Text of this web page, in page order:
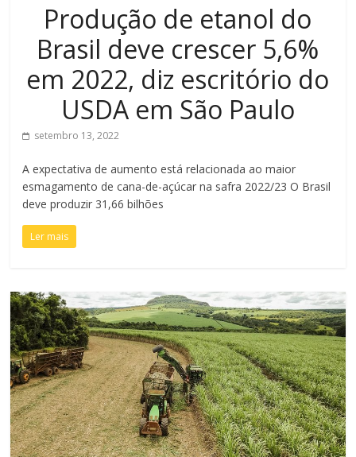
Produção de etanol do
Brasil deve crescer 5,6%
em 2022, diz escritório do
USDA em São Paulo
setembro 13, 2022
A expectativa de aumento está relacionada ao maior
esmagamento de cana-de-açúcar na safra 2022/23 O Brasil
deve produzir 31,66 bilhões
Ler mais